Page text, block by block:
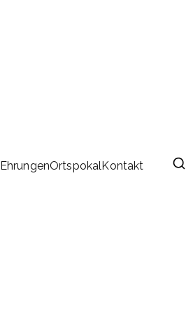
EhrungenOrtspokalKontakt